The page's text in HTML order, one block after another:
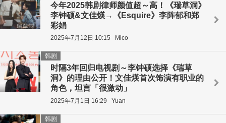
今年2025韩剧律师颜值超～高！《瑞草洞》
李钟硕&文佳煐→《Esquire》李阵郁和郑
彩娟
2025年7月12日 10:15 Mico
时隔3年回归电视剧～李钟硕选择《瑞草
洞》的理由公开！文佳煐首次饰演有职业的
角色，坦言「很激动」
韩剧
2025年7月1日 16:29 Yuan
韩剧